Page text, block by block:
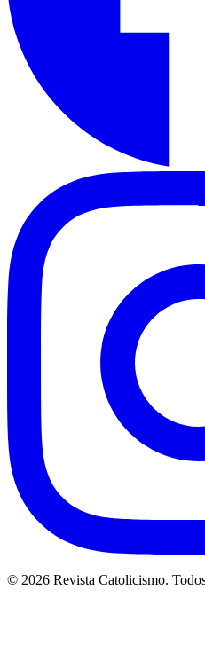
© 2026 Revista Catolicismo.